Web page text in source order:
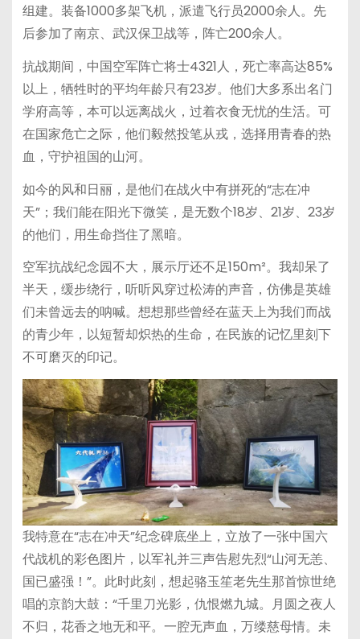
组建。装备1000多架飞机，派遣飞行员2000余人。先
后参加了南京、武汉保卫战等，阵亡200余人。
抗战期间，中国空军阵亡将士4321人，死亡率高达85%
以上，牺牲时的平均年龄只有23岁。他们大多系出名门
学府高等，本可以远离战火，过着衣食无忧的生活。可
在国家危亡之际，他们毅然投笔从戎，选择用青春的热
血，守护祖国的山河。
如今的风和日丽，是他们在战火中有拼死的“志在冲
天”；我们能在阳光下微笑，是无数个18岁、21岁、23岁
的他们，用生命挡住了黑暗。
空军抗战纪念园不大，展示厅还不足150m²。我却呆了
半天，缓步绕行，听听风穿过松涛的声音，仿佛是英雄
们未曾远去的呐喊。想想那些曾经在蓝天上为我们而战
的青少年，以短暂却炽热的生命，在民族的记忆里刻下
不可磨灭的印记。
我特意在“志在冲天”纪念碑底坐上，立放了一张中国六
代战机的彩色图片，以军礼并三声告慰先烈“山河无恙、
国已盛强！”。此时此刻，想起骆玉笙老先生那首惊世绝
唱的京韵大鼓：“千里刀光影，仇恨燃九城。月圆之夜人
不归，花香之地无和平。一腔无声血，万缕慈母情。未